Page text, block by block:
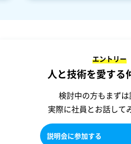
エントリー
人と技術を愛する
検討中の方もまず
実際に社員とお話して
説明会に参加する